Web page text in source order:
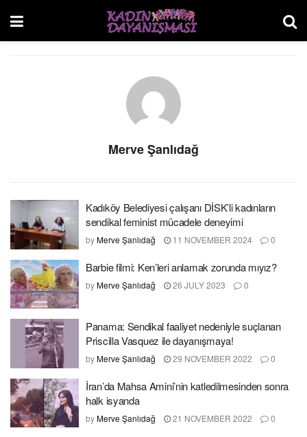
Merve Şanlıdağ
Kadıköy Belediyesi çalışanı DİSK’li kadınların
sendikal feminist mücadele deneyimi
byMerve Şanlıdağ 11 NOVEMBER 2024 0
Barbie filmi: Ken’leri anlamak zorunda mıyız?
byMerve Şanlıdağ 26 JULY 2023 0
Panama: Sendikal faaliyet nedeniyle suçlanan
Priscilla Vasquez ile dayanışmaya!
byMerve Şanlıdağ 29 NOVEMBER 2022 0
İran’da Mahsa Amini’nin katledilmesinden sonra
halk isyanda
byMerve Şanlıdağ 21 NOVEMBER 2022 0